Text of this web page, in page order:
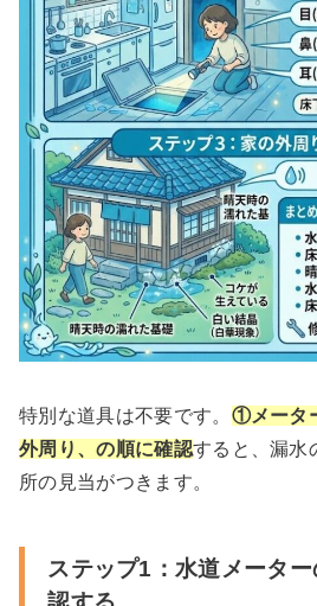
特別な道具は不要です。 ①メー
外周り、の順に確認すると、漏水
所の見当がつきます。
ステップ1：水道メータ